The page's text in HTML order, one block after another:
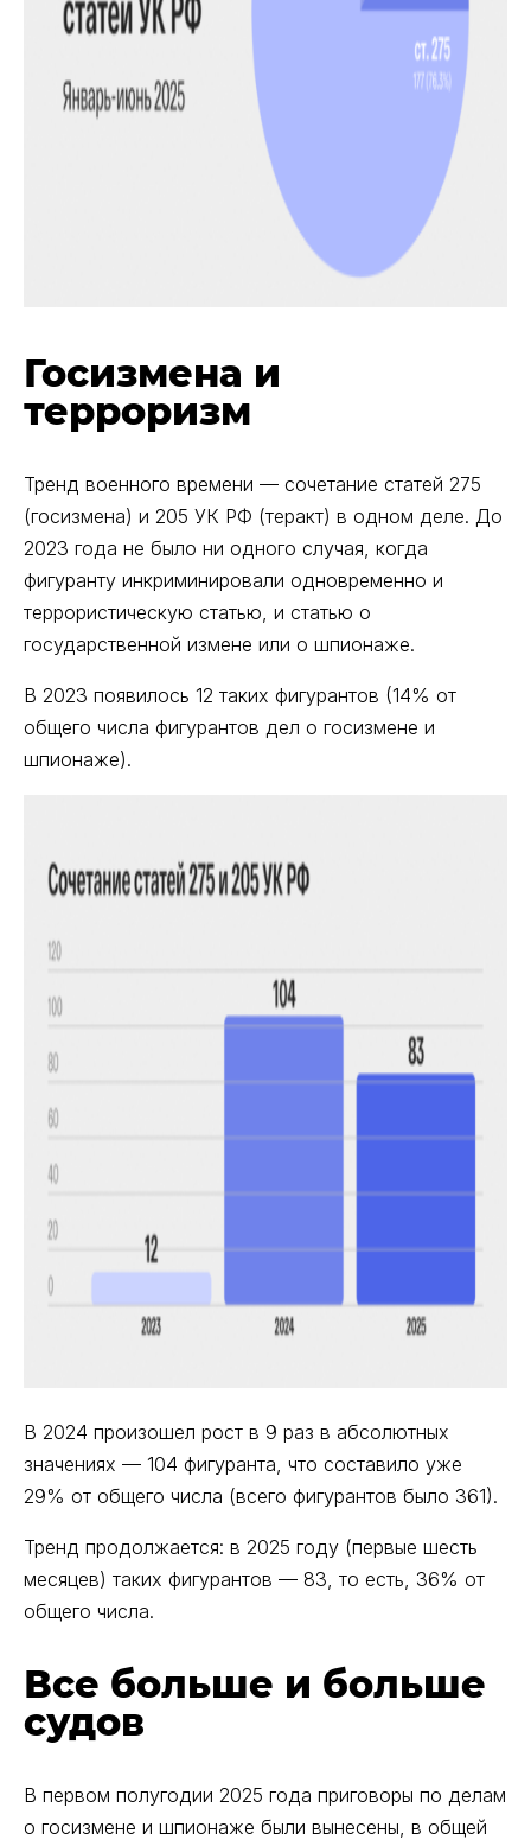
Госизмена и
терроризм
Тренд военного времени — сочетание статей 275
(госизмена) и 205 УК РФ (теракт) в одном деле. До
2023 года не было ни одного случая, когда
фигуранту инкриминировали одновременно и
террористическую статью, и статью о
государственной измене или о шпионаже.
В 2023 появилось 12 таких фигурантов (14% от
общего числа фигурантов дел о госизмене и
шпионаже).
В 2024 произошел рост в 9 раз в абсолютных
значениях — 104 фигуранта, что составило уже
29% от общего числа (всего фигурантов было 361).
Тренд продолжается: в 2025 году (первые шесть
месяцев) таких фигурантов — 83, то есть, 36% от
общего числа.
Все больше и больше
судов
В первом полугодии 2025 года приговоры по делам
о госизмене и шпионаже были вынесены, в общей